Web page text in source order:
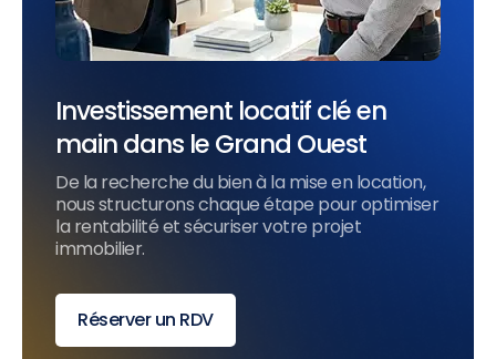
Investissement locatif clé en
main dans le Grand Ouest
De la recherche du bien à la mise en location,
nous structurons chaque étape pour optimiser
la rentabilité et sécuriser votre projet
immobilier.
Réserver un RDV